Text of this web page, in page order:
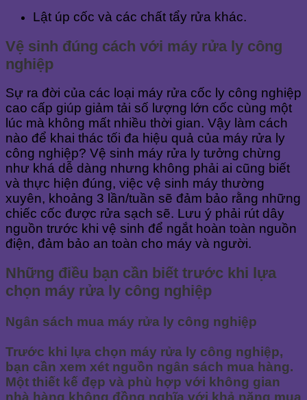
Lật úp cốc và các chất tẩy rửa khác.
Vệ sinh đúng cách với máy rửa ly công
nghiệp
Sự ra đời của các loại máy rửa cốc ly công nghiệp
cao cấp giúp giảm tải số lượng lớn cốc cùng một
lúc mà không mất nhiều thời gian. Vậy làm cách
nào để khai thác tối đa hiệu quả của máy rửa ly
công nghiệp? Vệ sinh máy rửa ly tưởng chừng
như khá dễ dàng nhưng không phải ai cũng biết
và thực hiện đúng, việc vệ sinh máy thường
xuyên, khoảng 3 lần/tuần sẽ đảm bảo rằng những
chiếc cốc được rửa sạch sẽ. Lưu ý phải rút dây
nguồn trước khi vệ sinh để ngắt hoàn toàn nguồn
điện, đảm bảo an toàn cho máy và người.
Những điều bạn cần biết trước khi lựa
chọn máy rửa ly công nghiệp
Ngân sách mua máy rửa ly công nghiệp
Trước khi lựa chọn máy rửa ly công nghiệp,
bạn cần xem xét nguồn ngân sách mua hàng.
Một thiết kế đẹp và phù hợp với không gian
nhà hàng không đồng nghĩa với khả năng mua